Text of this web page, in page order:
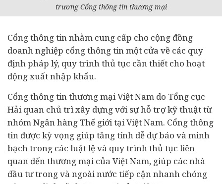
trương Cổng thông tin thương mại
Cổng thông tin nhằm cung cấp cho cộng đồng
doanh nghiệp cổng thông tin một cửa về các quy
định pháp lý, quy trình thủ tục cần thiết cho hoạt
động xuất nhập khẩu.
Cổng thông tin thương mại Việt Nam do Tổng cục
Hải quan chủ trì xây dựng với sự hỗ trợ kỹ thuật từ
nhómNgân hàng Thế giới tại Việt Nam. Cổng thông
tin được kỳ vọng giúp tăng tính dễ dự báo và minh
bạch trong các luật lệ và quy trình thủ tục liên
quan đến thương mại của Việt Nam, giúp các nhà
đầu tưtrong và ngoài nước tiếp cận nhanh chóng